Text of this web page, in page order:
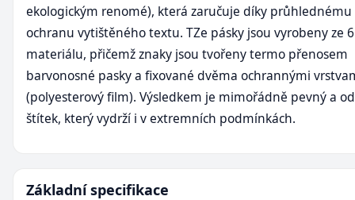
ekologickým renomé), která zaručuje díky
ochranu vytištěného textu. TZe pásky jsou vyrobeny ze
materiálu, přičemž znaky jsou tvořeny termo přenosem
barvonosné pasky a fixované dvěma ochrannými
(polyesterový film). Výsledkem je mimořádně pevný a
štítek, který vydrží i v extremních podmínkách.
Základní specifikace